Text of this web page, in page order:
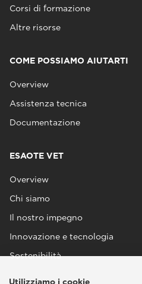
Corsi di formazione
Altre risorse
COME POSSIAMO AIUTARTI
Overview
Assistenza tecnica
Documentazione
ESAOTE VET
Overview
Chi siamo
Il nostro impegno
Innovazione e tecnologia
Sostenibilità
Utilizziamo i cookie